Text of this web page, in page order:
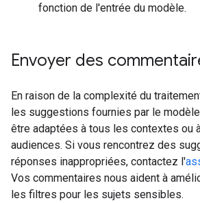
fonction de l'entrée du modèle.
Envoyer des
En raison de la complexité du
les suggestions fournies par le
être adaptées à tous les contextes ou
audiences. Si vous rencontrez des
réponses inappropriées, contactez l'
Vos commentaires nous aident à
les filtres pour les sujets sensibles.